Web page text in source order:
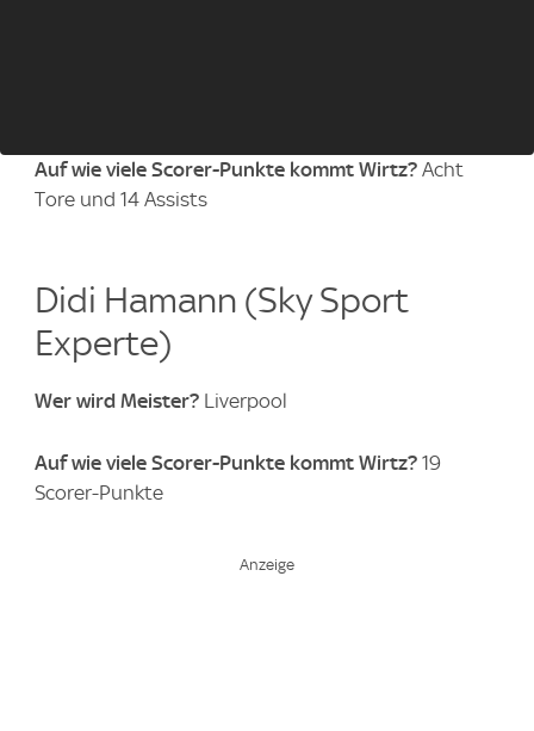
Auf wie viele Scorer-Punkte kommt Wirtz? Acht
Tore und 14 Assists
Didi Hamann (Sky Sport
Experte)
Wer wird Meister? Liverpool
Auf wie viele Scorer-Punkte kommt Wirtz? 19
Scorer-Punkte